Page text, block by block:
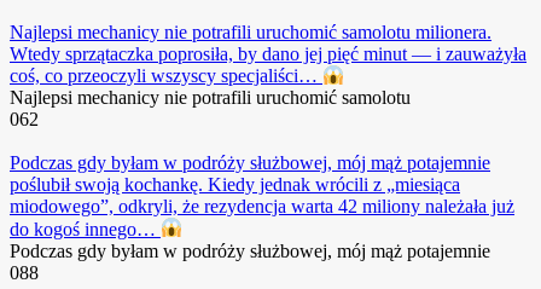
Najlepsi mechanicy nie potrafili uruchomić samolotu milionera.
Wtedy sprzątaczka poprosiła, by dano jej pięć minut — i zauważyła
coś, co przeoczyli wszyscy specjaliści…
Najlepsi mechanicy nie potrafili uruchomić samolotu
062
Podczas gdy byłam w podróży służbowej, mój mąż potajemnie
poślubił swoją kochankę. Kiedy jednak wrócili z „miesiąca
miodowego”, odkryli, że rezydencja warta 42 miliony należała już
do kogoś innego…
Podczas gdy byłam w podróży służbowej, mój mąż potajemnie
088